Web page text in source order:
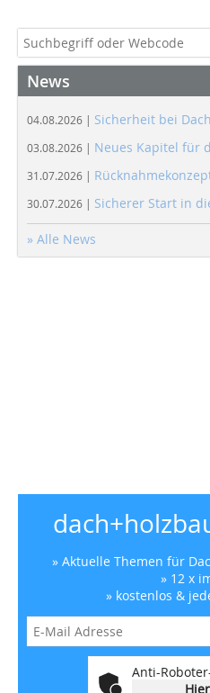
News
04.08.2026 | Sicherheit bei
03.08.2026 | Neues Kapitel für
31.07.2026 |
30.07.2026 | Sicherer Start in
» Alle News
» Aktuelle Themen für
» 12 x
» kostenlos &
Anti-